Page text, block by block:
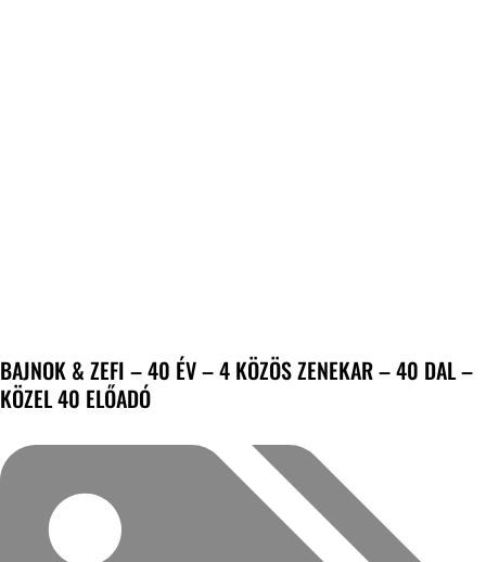
BAJNOK & ZEFI – 40 ÉV – 4 KÖZÖS ZENEKAR – 40 DAL –
KÖZEL 40 ELŐADÓ